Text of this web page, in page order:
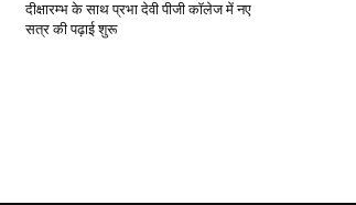
दीक्षारम्भ के साथ प्रभा देवी पीजी कॉलेज में नए
सत्र की पढ़ाई शुरू